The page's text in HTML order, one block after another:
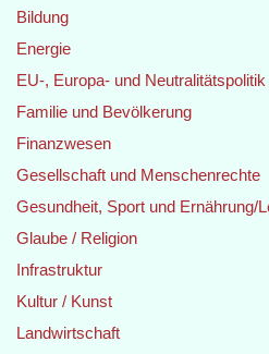
Bildung
Energie
EU-, Europa- und Neutralitätspolitik
Familie und Bevölkerung
Finanzwesen
Gesellschaft und Menschenrechte
Gesundheit, Sport und Ernährung/
Glaube / Religion
Infrastruktur
Kultur / Kunst
Landwirtschaft